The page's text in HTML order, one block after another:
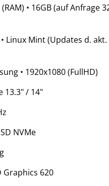
• 16GB (auf Anfrage
Linux Mint (Updates d.
• 1920x1080 (FullHD)
13.3" / 14"
NVMe
Graphics 620